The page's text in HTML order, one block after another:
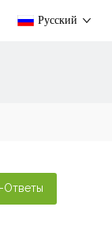
Pусский
Ответы